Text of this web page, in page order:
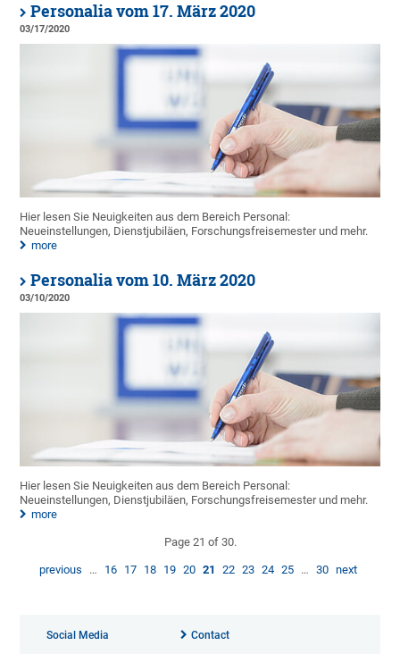
Personalia vom 17. März 2020
03/17/2020
Hier lesen Sie Neuigkeiten aus dem Bereich Personal:
Neueinstellungen, Dienstjubiläen, Forschungsfreisemester und mehr.
more
Personalia vom 10. März 2020
03/10/2020
Hier lesen Sie Neuigkeiten aus dem Bereich Personal:
Neueinstellungen, Dienstjubiläen, Forschungsfreisemester und mehr.
more
Page 21 of 30.
previous … 16 17 18 19 20 21 22 23 24 25 … 30 next
Social Media Contact